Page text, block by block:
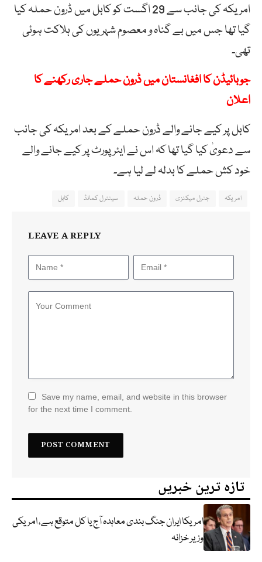
امریکہ کی جانب سے 29 اگست کو کابل میں ڈرون حملہ کیا
گیا تھا جس میں بے گناہ و معصوم شہریوں کی ہلاکت ہوئی
تھی۔
جوبائیڈن کا افغانستان میں ڈرون حملے جاری رکھنے کا
اعلان
کابل پر کیے جانے والے ڈرون حملے کے بعد امریکہ کی جانب
سے دعویٰ کیا گیا تھا کہ اس نے ایئرپورٹ پر کیے جانے والے
خود کش حملے کا بدلہ لے لیا ہے۔
امریکہ جنرل میکنزی ڈرون حملہ سینٹرل کمانڈ کابل
LEAVE A REPLY
Save my name, email, and website in this browser
for the next time I comment.
تازہ ترین خبریں
امریکا ایران جنگ بندی معاہدہ آج یا کل متوقع ہے، امریکی
وزیر خزانہ